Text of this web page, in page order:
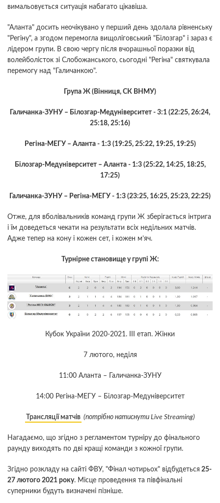
вимальовується ситуація набагато цікавіша.
"Аланта" досить неочікувано у перший день здолала рівненську
"Регіну", а згодом перемогла вищоліговський "Білозгар" і зараз є
лідером групи. В свою чергу після вчорашньої поразки від
волейболісток зі Слобожанського, сьогодні "Регіна" святкувала
перемогу над "Галичанкою".
Група Ж (Вінниця, СК ВНМУ)
Галичанка-ЗУНУ – Білозгар-Медуніверситет - 3:1 (22:25, 26:24,
25:18, 25:16)
Регіна-МЕГУ – Аланта - 1:3 (19:25, 25:22, 19:25, 19:25)
Білозгар-Медуніверситет – Аланта - 1:3 (25:22, 14:25, 18:25,
17:25)
Галичанка-ЗУНУ – Регіна-МЕГУ - 1:3 (23:25, 16:25, 25:23, 22:25)
Отже, для вболівальників команд групи Ж зберігається інтрига
і їм доведеться чекати на результати всіх недільних матчів.
Адже тепер на кону і кожен сет, і кожен м’яч.
Турнірне становище у групі Ж:
Кубок України 2020-2021. ІІI етап. Жінки
7 лютого, неділя
11:00 Аланта – Галичанка-ЗУНУ
14:00 Регіна-МЕГУ – Білозгар-Медуніверситет
Трансляції матчів (потрібно натиснути Live Streaming)
Нагадаємо, що згідно з регламентом турніру до фінального
раунду виходять по дві кращі команди з кожної групи.
Згідно розкладу на сайті ФВУ, "Фінал чотирьох" відбудеться 25-
27 лютого 2021 року. Місце проведення та півфінальні
суперники будуть визначені пізніше.